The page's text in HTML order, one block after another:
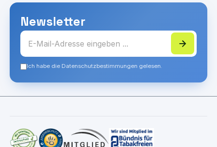
Newsletter
Ich habe die Datenschutzbestimmungen gelesen.